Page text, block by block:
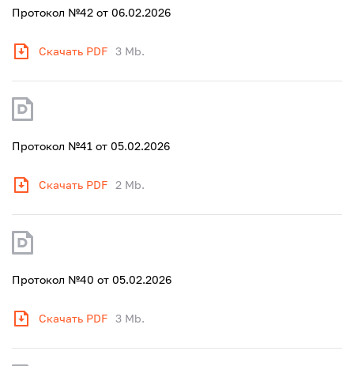
Протокол №42 от 06.02.2026
Скачать PDF 3 Mb.
Протокол №41 от 05.02.2026
Скачать PDF 2 Mb.
Протокол №40 от 05.02.2026
Скачать PDF 3 Mb.